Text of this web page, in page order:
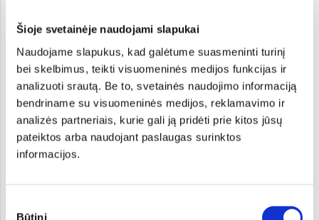
Šioje svetainėje naudojami slapukai
Naudojame slapukus, kad galėtume suasmeninti turinį
bei skelbimus, teikti visuomeninės medijos funkcijas ir
analizuoti srautą. Be to, svetainės naudojimo informaciją
bendriname su visuomeninės medijos, reklamavimo ir
analizės partneriais, kurie gali ją pridėti prie kitos jūsų
pateiktos arba naudojant paslaugas surinktos
informacijos.
Būtini
салонный воздушный фильтр
Накопитель для хранения в багажнике нижней крышкой
электронный переключатель передач E-Switch (только
сAT/7DCT)
Подлокотник между передних кресел